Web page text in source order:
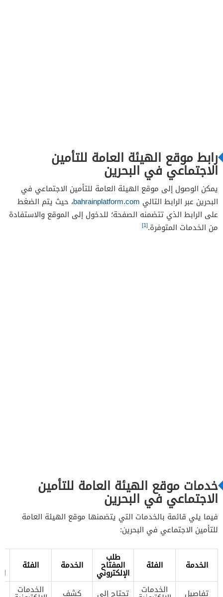
رابط موقع الهيئة العامة للتأمين
الاجتماعي في البحرين
يمكن الوصول إلى موقع الهيئة العامة للتأمين الاجتماعي في
البحرين عبر الرابط التالي bahrainplatform.com، حيث يتم الضغط
على الرابط الذي تتضمنه الصفحة؛ للدخول إلى الموقع والاستفادة
من الخدمات المتوفرة.[1]
خدمات موقع الهيئة العامة للتأمين
الاجتماعي في البحرين
فيما يلي قائمة بالخدمات التي يتضمنها موقع الهيئة العامة
للتأمين الاجتماعي في البحرين:
الخدمة الفئة
طلب
المفتاح
الإلكتروني
الخدمة الفئة
تفاصيل
الخدمات تحتاج إلى كشف الخدمات